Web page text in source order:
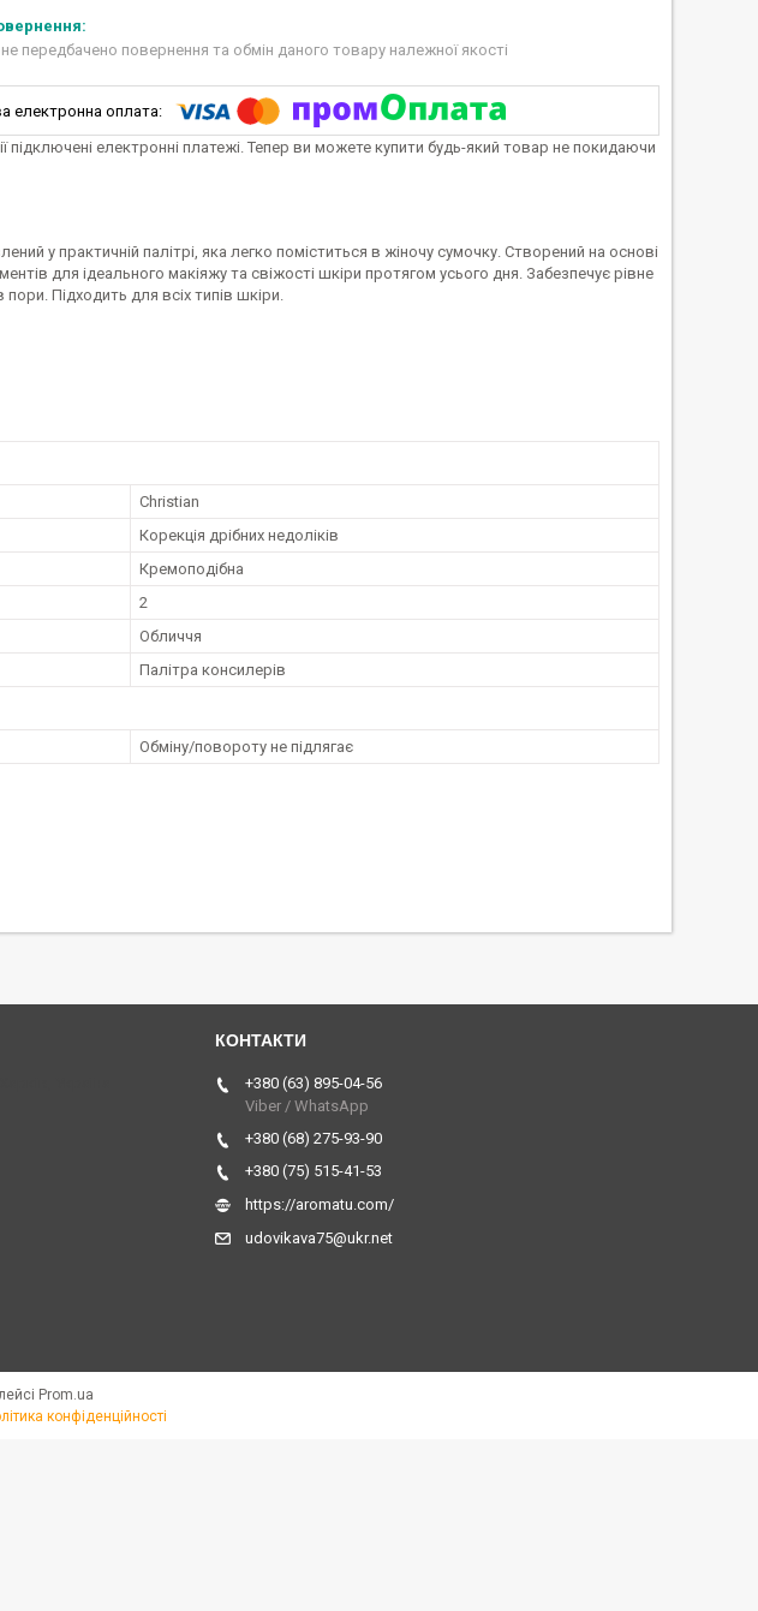
передбачено повернення та обмін даного товару належної якості
підключені електронні платежі. Тепер ви можете купити будь-який товар не покидаючи
у практичній палітрі, яка легко поміститься в жіночу сумочку. Створений на основі
для ідеального макіяжу та свіжості шкіри протягом усього дня. Забезпечує рівне
Підходить для всіх типів шкіри.
Christian
Корекція дрібних недоліків
Кремоподібна
2
Обличчя
Палітра консилерів
Обміну/повороту не підлягає
+380 (63) 895-04-56
Viber / WhatsApp
+380 (68) 275-93-90
+380 (75) 515-41-53
https://aromatu.com/
udovikava75@ukr.net
Prom.ua
конфіденційності